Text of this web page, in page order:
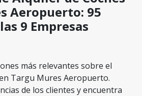
Aeropuerto: 95
9 Empresas
más relevantes sobre el
Targu Mures Aeropuerto.
de los clientes y encuentra